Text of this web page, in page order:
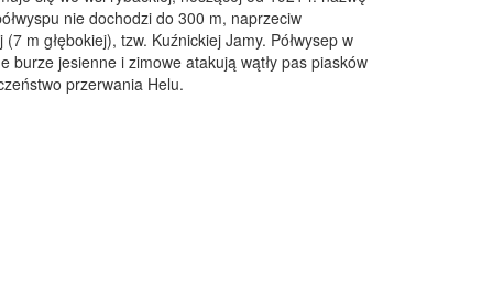
nie dochodzi do 300 m, naprzeciw
m głębokiej), tzw. Kuźnickiej Jamy. Półwysep w
jesienne i zimowe atakują wątły pas piasków
przerwania Helu.